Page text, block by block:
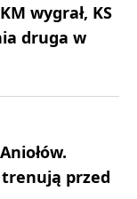
wygrał, KS
druga w
przed